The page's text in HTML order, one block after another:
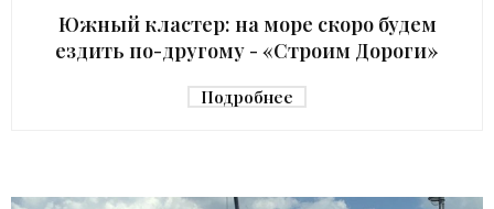
Южный кластер: на море скоро будем
ездить по-другому - «Строим Дороги»
Подробнее